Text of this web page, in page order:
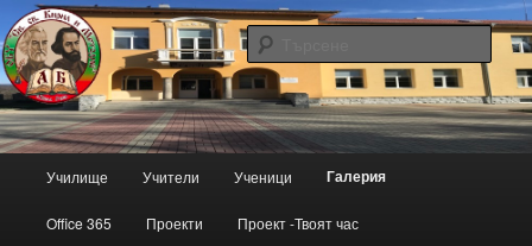
Към
основното
Училище Учители Ученици Галерия
Office 365 Проекти Проект -Твоят час